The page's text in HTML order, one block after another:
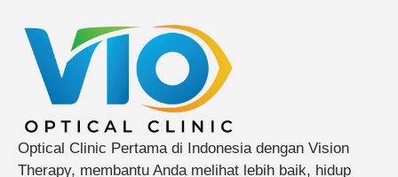
Optical Clinic Pertama di Indonesia dengan Vision
Therapy, membantu Anda melihat lebih baik, hidup